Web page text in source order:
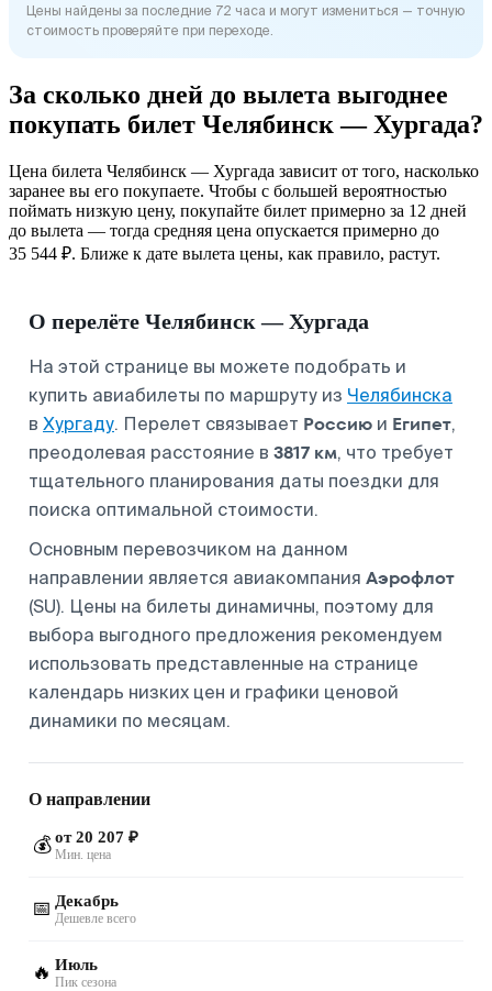
Цены найдены за последние 72 часа и могут измениться — точную
стоимость проверяйте при переходе.
За сколько дней до вылета выгоднее
покупать билет Челябинск — Хургада?
Цена билета Челябинск — Хургада зависит от того, насколько
заранее вы его покупаете. Чтобы с большей вероятностью
поймать низкую цену, покупайте билет примерно за 12 дней
до вылета — тогда средняя цена опускается примерно до
35 544 ₽. Ближе к дате вылета цены, как правило, растут.
О перелёте Челябинск — Хургада
На этой странице вы можете подобрать и
купить авиабилеты по маршруту из Челябинска
в Хургаду. Перелет связывает Россию и Египет,
преодолевая расстояние в 3817 км, что требует
тщательного планирования даты поездки для
поиска оптимальной стоимости.
Основным перевозчиком на данном
направлении является авиакомпания Аэрофлот
(SU). Цены на билеты динамичны, поэтому для
выбора выгодного предложения рекомендуем
использовать представленные на странице
календарь низких цен и графики ценовой
динамики по месяцам.
О направлении
💰 от 20 207 ₽
Мин. цена
📅 Декабрь
Дешевле всего
🔥 Июль
Пик сезона